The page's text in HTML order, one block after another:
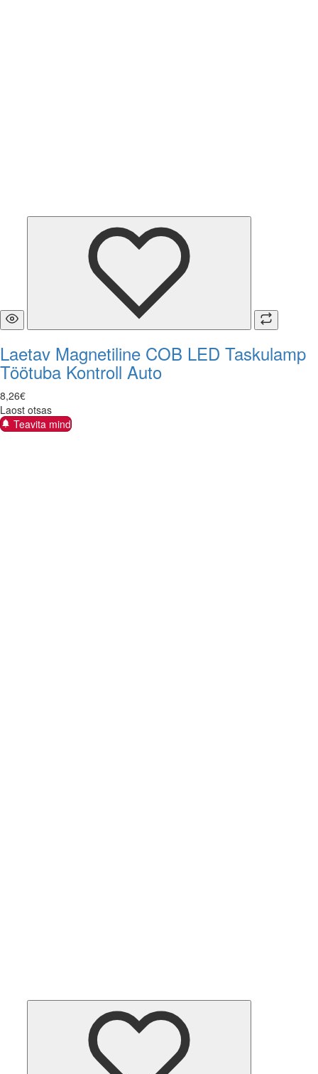
Laetav Magnetiline COB LED Taskulamp
Töötuba Kontroll Auto
8,26€
Laost otsas
Teavita mind